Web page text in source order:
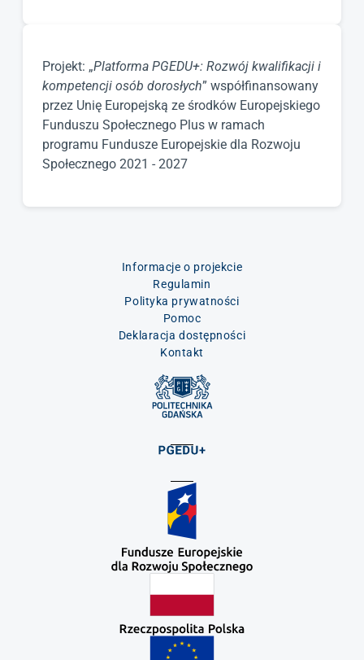
Projekt: „Platforma PGEDU+: Rozwój kwalifikacji i
kompetencji osób dorosłych” współfinansowany
przez Unię Europejską ze środków Europejskiego
Funduszu Społecznego Plus w ramach
programu Fundusze Europejskie dla Rozwoju
Społecznego 2021 - 2027
Informacje o projekcie
Regulamin
Polityka prywatności
Pomoc
Deklaracja dostępności
Kontakt